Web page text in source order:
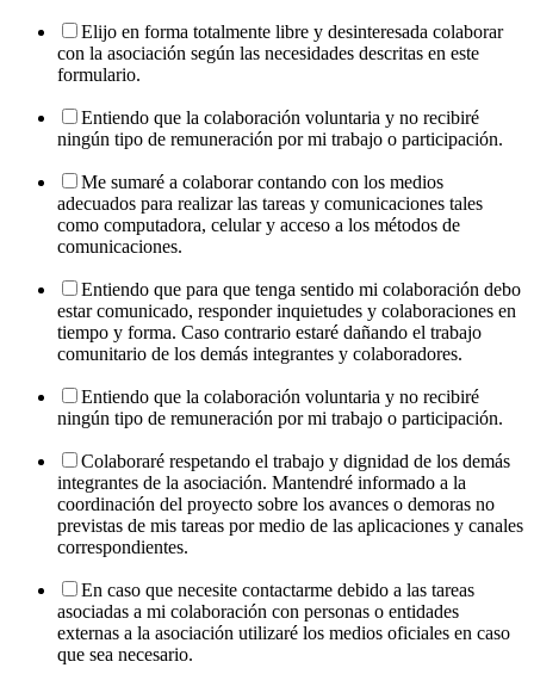
Elijo en forma totalmente libre y desinteresada colaborar
con la asociación según las necesidades descritas en este
formulario.
Entiendo que la colaboración voluntaria y no recibiré
ningún tipo de remuneración por mi trabajo o participación.
Me sumaré a colaborar contando con los medios
adecuados para realizar las tareas y comunicaciones tales
como computadora, celular y acceso a los métodos de
comunicaciones.
Entiendo que para que tenga sentido mi colaboración debo
estar comunicado, responder inquietudes y colaboraciones en
tiempo y forma. Caso contrario estaré dañando el trabajo
comunitario de los demás integrantes y colaboradores.
Entiendo que la colaboración voluntaria y no recibiré
ningún tipo de remuneración por mi trabajo o participación.
Colaboraré respetando el trabajo y dignidad de los demás
integrantes de la asociación. Mantendré informado a la
coordinación del proyecto sobre los avances o demoras no
previstas de mis tareas por medio de las aplicaciones y canales
correspondientes.
En caso que necesite contactarme debido a las tareas
asociadas a mi colaboración con personas o entidades
externas a la asociación utilizaré los medios oficiales en caso
que sea necesario.